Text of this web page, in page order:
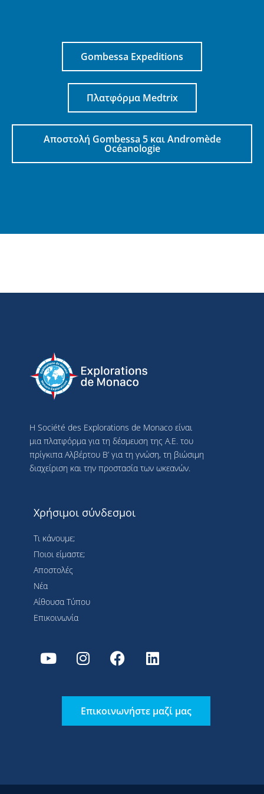
Gombessa Expeditions
Πλατφόρμα Medtrix
Αποστολή Gombessa 5 και Andromède
Océanologie
Η Société des Explorations de Monaco είναι
μια πλατφόρμα για τη δέσμευση της Α.Ε. του
πρίγκιπα Αλβέρτου Β’ για τη γνώση, τη βιώσιμη
διαχείριση και την προστασία των ωκεανών.
Χρήσιμοι σύνδεσμοι
Τι κάνουμε;
Ποιοι είμαστε;
Αποστολές
Νέα
Αίθουσα Τύπου
Επικοινωνία
Επικοινωνήστε μαζί μας